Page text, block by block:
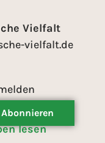
Vielfalt
vielfalt.de
lesen